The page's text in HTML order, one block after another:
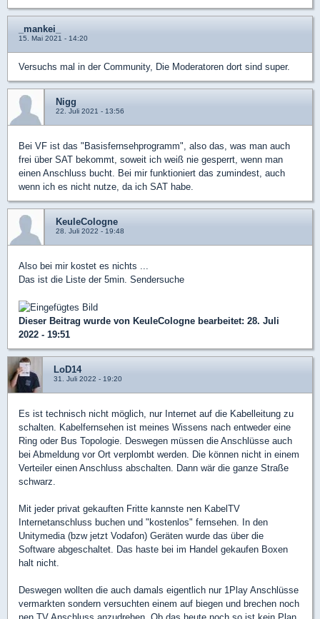
_mankei_
15. Mai 2021 - 14:20
Versuchs mal in der Community, Die Moderatoren dort sind super.
Nigg
22. Juli 2021 - 13:56
Bei VF ist das "Basisfernsehprogramm", also das, was man auch
frei über SAT bekommt, soweit ich weiß nie gesperrt, wenn man
einen Anschluss bucht. Bei mir funktioniert das zumindest, auch
wenn ich es nicht nutze, da ich SAT habe.
KeuleCologne
28. Juli 2022 - 19:48
Also bei mir kostet es nichts ...
Das ist die Liste der 5min. Sendersuche
Dieser Beitrag wurde von KeuleCologne bearbeitet: 28. Juli
2022 - 19:51
LoD14
31. Juli 2022 - 19:20
Es ist technisch nicht möglich, nur Internet auf die Kabelleitung zu
schalten. Kabelfernsehen ist meines Wissens nach entweder eine
Ring oder Bus Topologie. Deswegen müssen die Anschlüsse auch
bei Abmeldung vor Ort verplombt werden. Die können nicht in einem
Verteiler einen Anschluss abschalten. Dann wär die ganze Straße
schwarz.
Mit jeder privat gekauften Fritte kannste nen KabelTV
Internetanschluss buchen und "kostenlos" fernsehen. In den
Unitymedia (bzw jetzt Vodafon) Geräten wurde das über die
Software abgeschaltet. Das haste bei im Handel gekaufen Boxen
halt nicht.
Deswegen wollten die auch damals eigentlich nur 1Play Anschlüsse
vermarkten sondern versuchten einem auf biegen und brechen noch